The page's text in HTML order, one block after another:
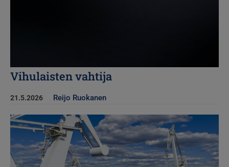
Vihulaisten vahtija
21.5.2026 Reijo Ruokanen
Kuva